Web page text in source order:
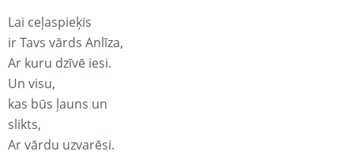
Lai ceļaspieķis
ir Tavs vārds Anlīza,
Ar kuru dzīvē iesi.
Un visu,
kas būs ļauns un
slikts,
Ar vārdu uzvarēsi.